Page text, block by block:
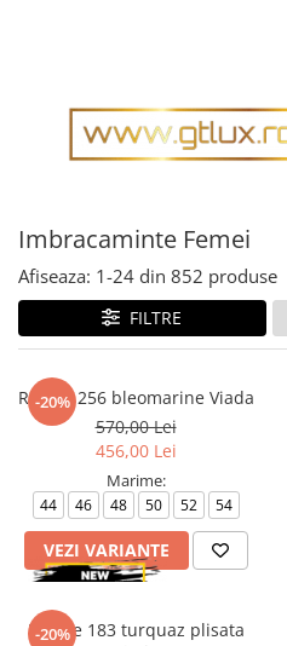
Rochii dama
Rochii matase naturala
Rochii casual
Pantaloni dama
Fuste dama
Sacouri dama
Compleuri dama
Imbracaminte sport dama
Tricouri dama
Geci si Scurte
Paltoane
Veste dama
Pijamale barbati
Accesorii barbati
Fulare barbati
Tricouri barbati
Tricotaje
Imbracaminte sport barbati
Costume barbati
Cravate
Camasi barbati
Sacouri barbati
Scurte, Paltoane barbati
Pantaloni barbati
Imbracaminte Femei
Afiseaza: 1-24 din 852 produse
FILTRE
-20%
Rochie 256 bleomarine Viada
570,00 Lei
456,00 Lei
Marime:
44 46 48 50 52 54
VEZI VARIANTE
-20%
Rochie 183 turquaz plisata